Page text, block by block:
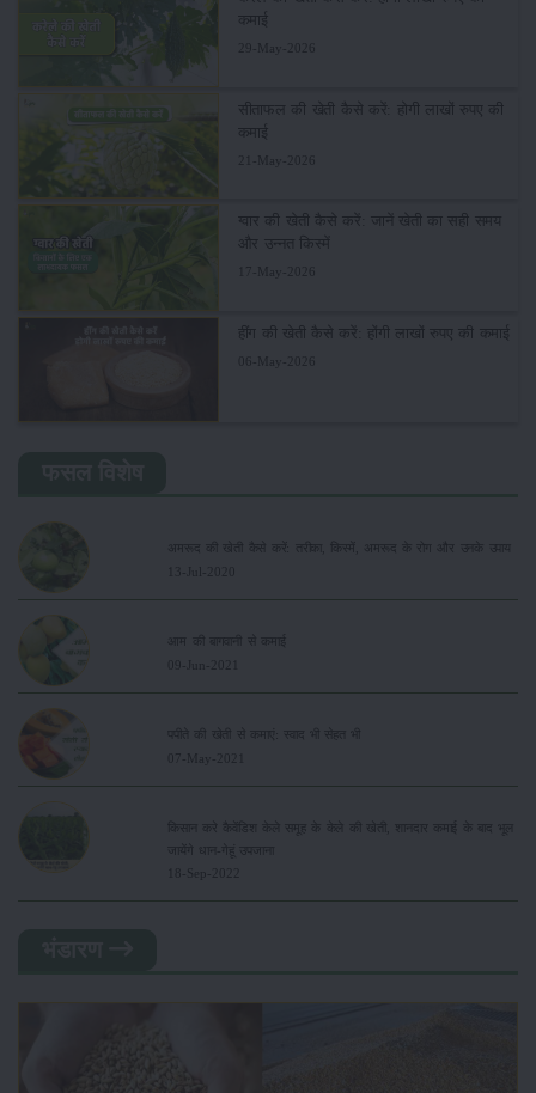
कमाई
29-May-2026
सीताफल की खेती कैसे करें: होगी लाखों रुपए की
कमाई
21-May-2026
ग्वार की खेती कैसे करें: जानें खेती का सही समय
और उन्नत किस्में
17-May-2026
हींग की खेती कैसे करें: होंगी लाखों रुपए की कमाई
06-May-2026
अमरूद की खेती कैसे करें: तरीका, किस्में, अमरूद के रोग और उनके उपाय
13-Jul-2020
आम की बागवानी से कमाई
09-Jun-2021
पपीते की खेती से कमाएं: स्वाद भी सेहत भी
07-May-2021
किसान करे कैवेंडिश केले समूह के केले की खेती, शानदार कमाई के बाद भूल
जायेंगे धान-गेहूं उपजाना
18-Sep-2022